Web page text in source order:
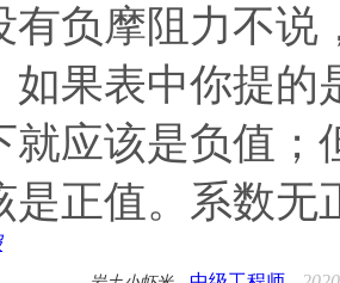
有负摩阻力不说
如果表中你提的
就应该是负值；
是正值。系数无